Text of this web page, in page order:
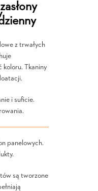
z trwałych
koloru. Tkaniny
i suficie.
panelowych.
są tworzone